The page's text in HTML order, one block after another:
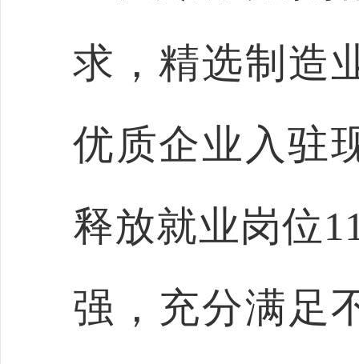
求，精选制造
优质企业入驻
释放就业岗位
强，充分满足